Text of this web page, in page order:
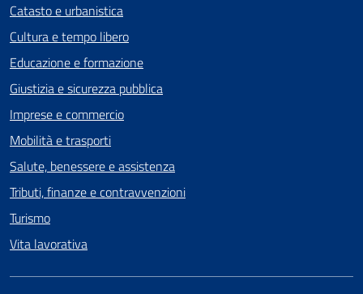
Catasto e urbanistica
Cultura e tempo libero
Educazione e formazione
Giustizia e sicurezza pubblica
Imprese e commercio
Mobilità e trasporti
Salute, benessere e assistenza
Tributi, finanze e contravvenzioni
Turismo
Vita lavorativa